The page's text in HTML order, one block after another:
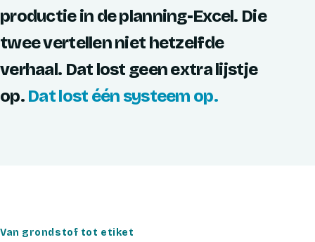
productie in de planning-Excel. Die
twee vertellen niet hetzelfde
verhaal. Dat lost geen extra lijstje
op. Dat lost één systeem op.
Van grondstof tot etiket